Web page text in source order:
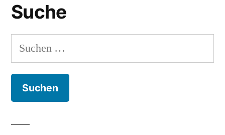
Suche
Suchen
nach: